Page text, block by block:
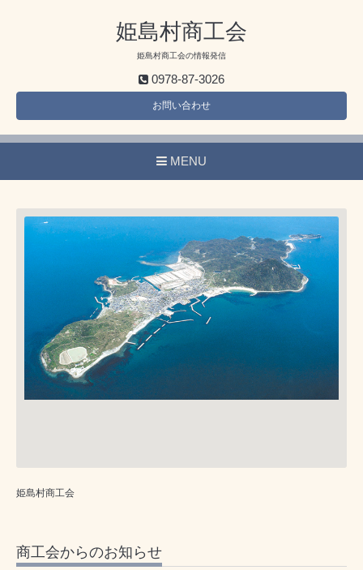
姫島村商工会
姫島村商工会の情報発信
0978-87-3026
お問い合わせ
MENU
姫島村商工会
商工会からのお知らせ